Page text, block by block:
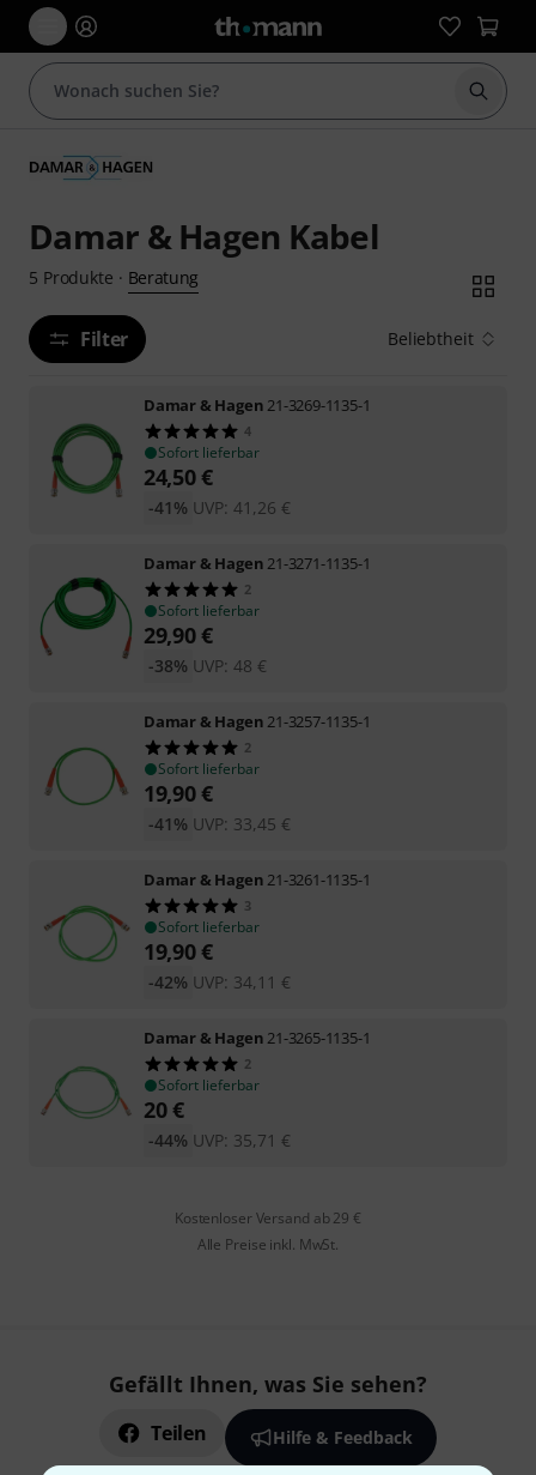
Suche
Damar & Hagen Kabel
5 Produkte · Beratung
Filter Beliebtheit
Damar & Hagen 21-3269-1135-1
4
Sofort lieferbar
24,50€
UVP: 41,26 €
-41%
Damar & Hagen 21-3271-1135-1
2
Sofort lieferbar
29,90€
UVP: 48 €
-38%
Damar & Hagen 21-3257-1135-1
2
Sofort lieferbar
19,90€
UVP: 33,45 €
-41%
Damar & Hagen 21-3261-1135-1
3
Sofort lieferbar
19,90€
UVP: 34,11 €
-42%
Damar & Hagen 21-3265-1135-1
2
Sofort lieferbar
20€
UVP: 35,71 €
-44%
Kostenloser Versand ab 29 €
Alle Preise inkl. MwSt.
Gefällt Ihnen, was Sie sehen?
Teilen Hilfe & Feedback